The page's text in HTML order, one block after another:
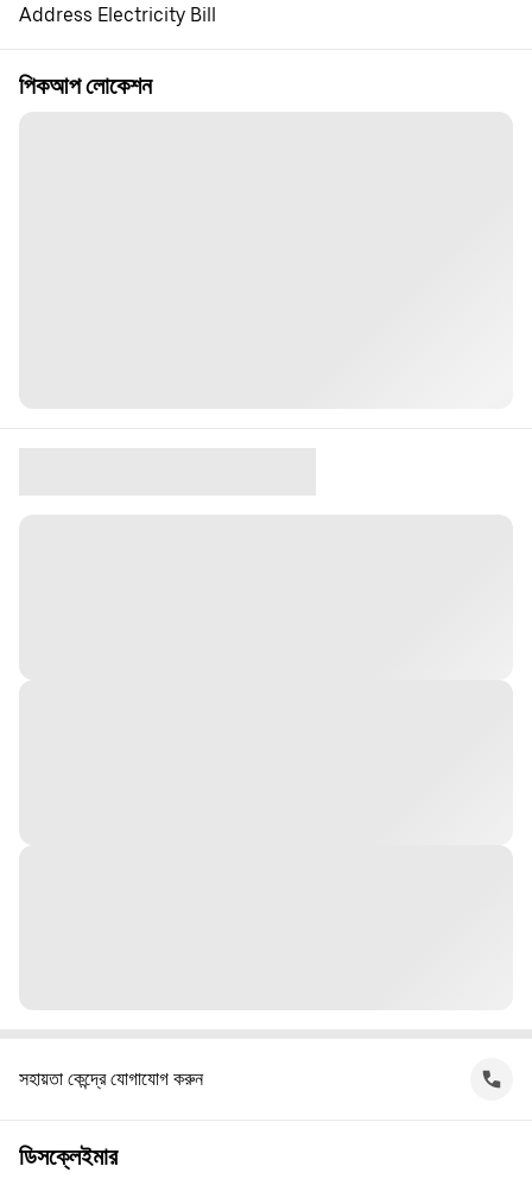
Address Electricity Bill
পিকআপ লোকেশন
সহায়তা কেন্দ্রে যোগাযোগ করুন
ডিসক্লেইমার